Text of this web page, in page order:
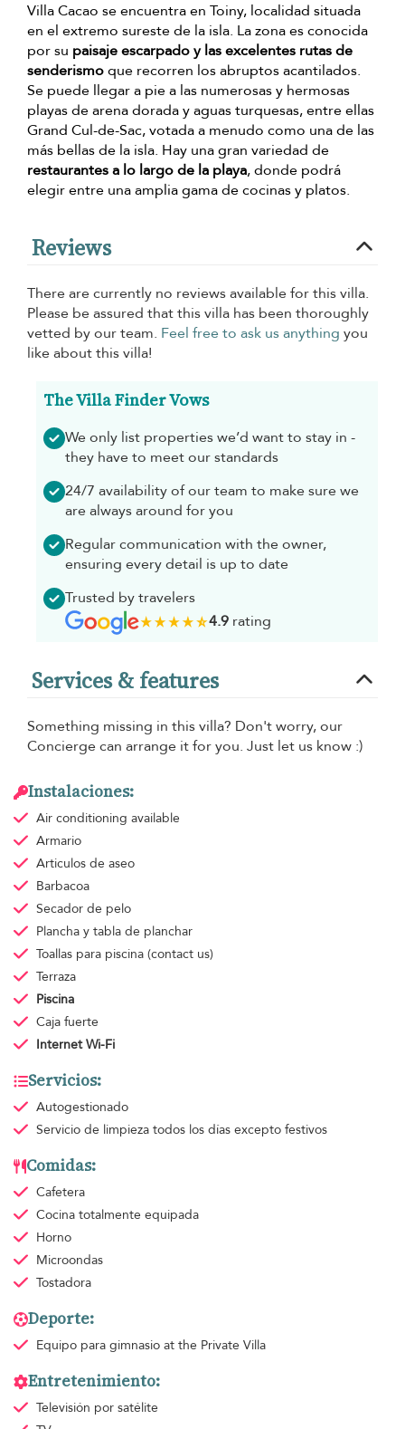
Villa Cacao se encuentra en Toiny, localidad situada
en el extremo sureste de la isla. La zona es conocida
por su paisaje escarpado y las excelentes rutas de
senderismoque recorren los abruptos acantilados.
Se puede llegar a pie a las numerosas y hermosas
playas de arena dorada y aguas turquesas, entre ellas
Grand Cul-de-Sac, votada a menudo como una de las
más bellas de la isla. Hay una gran variedad de
restaurantes a lo largo de la playa, donde podrá
elegir entre una amplia gama de cocinas y platos.
Reviews
There are currently no reviews available for this villa.
Please be assured that this villa has been thoroughly
vetted by our team. Feel free to ask us anything you
like about this villa!
The Villa Finder Vows
We only list properties we’d want to stay in -
they have to meet our standards
24/7 availability of our team to make sure we
are always around for you
Regular communication with the owner,
ensuring every detail is up to date
Trusted by travelers
4.9rating
Services & features
Something missing in this villa? Don't worry, our
Concierge can arrange it for you. Just let us know :)
Instalaciones:
Air conditioning available
Armario
Articulos de aseo
Barbacoa
Secador de pelo
Plancha y tabla de planchar
Toallas para piscina (contact us)
Terraza
Piscina
Caja fuerte
Internet Wi-Fi
Servicios:
Autogestionado
Servicio de limpieza todos los días excepto festivos
Comidas:
Cafetera
Cocina totalmente equipada
Horno
Microondas
Tostadora
Deporte:
Equipo para gimnasio at the Private Villa
Entretenimiento:
Televisión por satélite